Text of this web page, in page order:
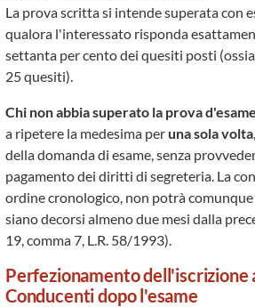
La prova scritta si intende superata con
qualora l'interessato risponda
settanta per cento dei quesiti posti
25 quesiti).
Chi non abbia superato la prova d'esame
a ripetere la medesima per una sola volta
della domanda di esame, senza
pagamento dei diritti di segreteria. La
ordine cronologico, non potrà
siano decorsi almeno due mesi dalla
19, comma 7, L.R. 58/1993).
Perfezionamento dell'iscrizione
Conducenti dopo l'esame